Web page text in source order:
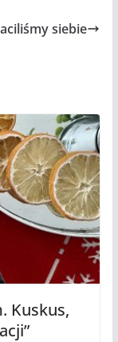
siebie
Kuskus,